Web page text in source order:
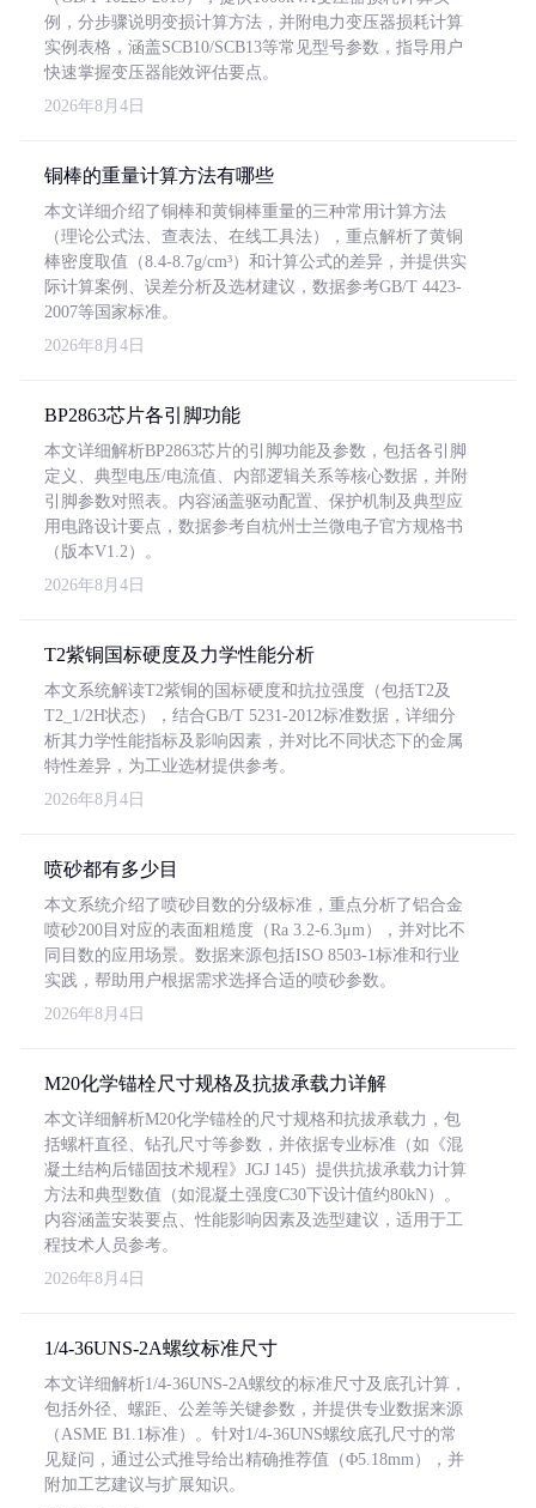
例，分步骤说明变损计算方法，并附电力变压器损耗计算
实例表格，涵盖SCB10/SCB13等常见型号参数，指导用户
快速掌握变压器能效评估要点。
2026年8月4日
铜棒的重量计算方法有哪些
本文详细介绍了铜棒和黄铜棒重量的三种常用计算方法
（理论公式法、查表法、在线工具法），重点解析了黄铜
棒密度取值（8.4-8.7g/cm³）和计算公式的差异，并提供实
际计算案例、误差分析及选材建议，数据参考GB/T 4423-
2007等国家标准。
2026年8月4日
BP2863芯片各引脚功能
本文详细解析BP2863芯片的引脚功能及参数，包括各引脚
定义、典型电压/电流值、内部逻辑关系等核心数据，并附
引脚参数对照表。内容涵盖驱动配置、保护机制及典型应
用电路设计要点，数据参考自杭州士兰微电子官方规格书
（版本V1.2）。
2026年8月4日
T2紫铜国标硬度及力学性能分析
本文系统解读T2紫铜的国标硬度和抗拉强度（包括T2及
T2_1/2H状态），结合GB/T 5231-2012标准数据，详细分
析其力学性能指标及影响因素，并对比不同状态下的金属
特性差异，为工业选材提供参考。
2026年8月4日
喷砂都有多少目
本文系统介绍了喷砂目数的分级标准，重点分析了铝合金
喷砂200目对应的表面粗糙度（Ra 3.2-6.3μm），并对比不
同目数的应用场景。数据来源包括ISO 8503-1标准和行业
实践，帮助用户根据需求选择合适的喷砂参数。
2026年8月4日
M20化学锚栓尺寸规格及抗拔承载力详解
本文详细解析M20化学锚栓的尺寸规格和抗拔承载力，包
括螺杆直径、钻孔尺寸等参数，并依据专业标准（如《混
凝土结构后锚固技术规程》JGJ 145）提供抗拔承载力计算
方法和典型数值（如混凝土强度C30下设计值约80kN）。
内容涵盖安装要点、性能影响因素及选型建议，适用于工
程技术人员参考。
2026年8月4日
1/4-36UNS-2A螺纹标准尺寸
本文详细解析1/4-36UNS-2A螺纹的标准尺寸及底孔计算，
包括外径、螺距、公差等关键参数，并提供专业数据来源
（ASME B1.1标准）。针对1/4-36UNS螺纹底孔尺寸的常
见疑问，通过公式推导给出精确推荐值（Φ5.18mm），并
附加工艺建议与扩展知识。